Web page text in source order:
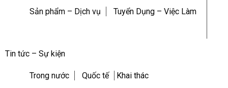
Sản phẩm – Dịch vụ Tuyển Dụng – Việc Làm
Tin tức – Sự kiện
Trong nước Quốc tế Khai thác